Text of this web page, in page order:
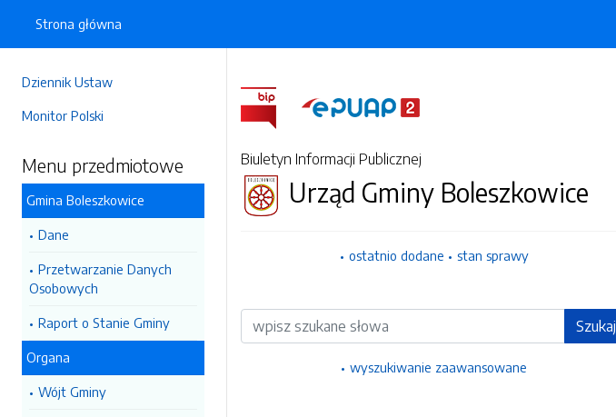
Dziennik Ustaw
Monitor Polski
Menu przedmiotowe
Gmina Boleszkowice
Dane
Przetwarzanie Danych
Osobowych
Raport o Stanie Gminy
Organa
Wójt Gminy
Strona główna
Biuletyn Informacji Publicznej
Urząd Gminy Boleszkowice
ostatnio dodane stan sprawy
Wyszukiwarka Szukaj
wyszukiwanie zaawansowane